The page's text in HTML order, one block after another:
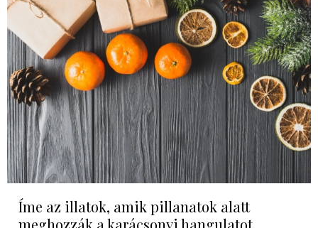
Íme az illatok, amik pillanatok alatt
meghozzák a karácsonyi hangulatot